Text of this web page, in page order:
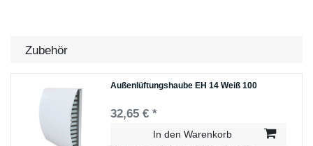
Zubehör
Außenlüftungshaube EH 14 Weiß 100
32,65 € *
In den Warenkorb